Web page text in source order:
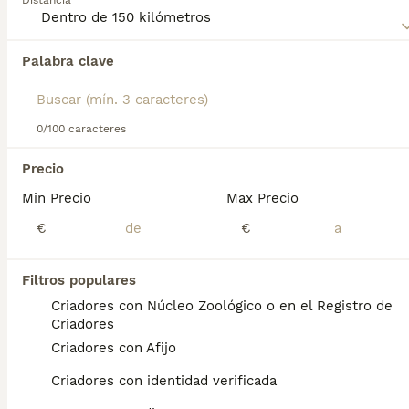
Palabra clave
0/100 caracteres
Precio
Min Precio
€
Max Precio
€
Filtros populares
Criadores con Núcleo Zoológico o en el Registro de
Criadores
Criadores con Afijo
Criadores con identidad verificada
sobre esta raza de perro.
Encontramos 0 Pumi Perros en adopcion en
Si deseas exactamente esta búsqueda guarda tu
búsqueda y espera el resultado perfecto:
Preguntas frecuentes
¿Los perros pumi son buenas
mascotas?
Ideal para quienes entienden a los perros
pastores activos e inteligentes con un
carácter independiente. Esto puede